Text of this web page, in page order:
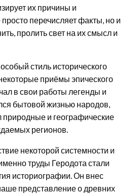
их причины и
перечисляет факты, но и
пролить свет на их смысл и
стиль исторического
приёмы эпического
в свои работы легенды и
бытовой жизнью народов,
природные и географические
регионов.
некоторой системности и
труды Геродота стали
историографии. Он внес
представление о древних